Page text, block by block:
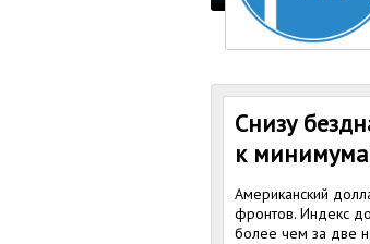
Снизу
к
Американский
фронтов. Индекс
более чем за две